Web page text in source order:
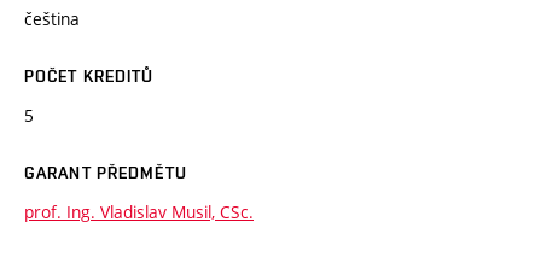
čeština
POČET KREDITŮ
5
GARANT PŘEDMĚTU
prof. Ing. Vladislav Musil, CSc.